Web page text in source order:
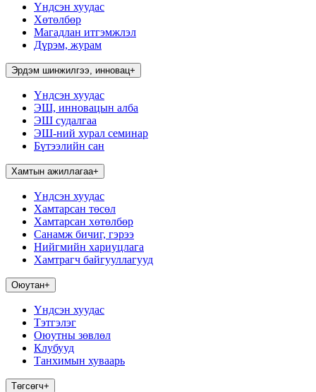
Үндсэн хуудас
Хөтөлбөр
Магадлан итгэмжлэл
Дүрэм, журам
Эрдэм шинжилгээ, инновац+
Үндсэн хуудас
ЭШ, инновацын алба
ЭШ судалгаа
ЭШ-ний хурал семинар
Бүтээлийн сан
Хамтын ажиллагаа+
Үндсэн хуудас
Хамтарсан төсөл
Хамтарсан хөтөлбөр
Санамж бичиг, гэрээ
Нийгмийн хариуцлага
Хамтрагч байгууллагууд
Оюутан+
Үндсэн хуудас
Тэтгэлэг
Оюутны зөвлөл
Клубууд
Танхимын хуваарь
Төгсөгч+